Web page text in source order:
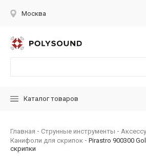
Москва
Каталог товаров
Главная Струнные инструменты
Канифоли для скрипок
Pirastro 900300
скрипки